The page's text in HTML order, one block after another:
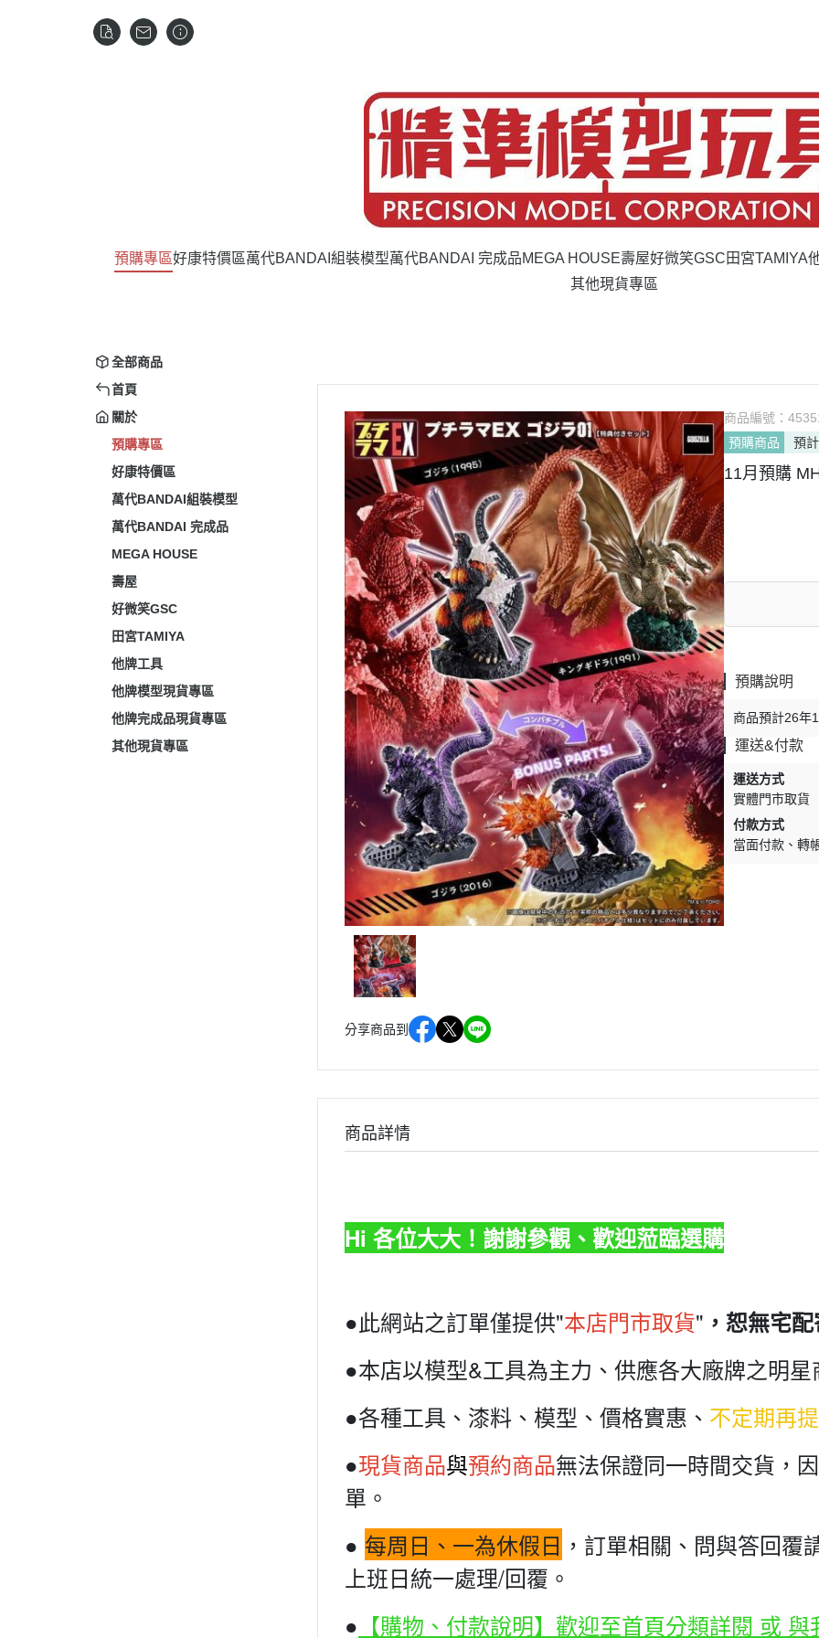
預購專區好康特價區萬代BANDAI組裝模型萬代BANDAI 完成品MEGA HOUSE壽屋好微笑GSC田宮TAMIYA
其他現貨專區
全部商品
首頁
關於
預購專區
好康特價區
萬代BANDAI組裝模型
萬代BANDAI 完成品
MEGA HOUSE
壽屋
好微笑GSC
田宮TAMIYA
他牌工具
他牌模型現貨專區
他牌完成品現貨專區
其他現貨專區
分享商品到
商品編號：
預購商品
預
11月預購
預購說明
商品預計26年
運送&付款
運送方式
實體門市取貨
付款方式
當面付款
轉
商品詳情
Hi 各位大大！謝謝參觀、歡迎蒞臨選購
●此網站之訂單僅提供"本店門市取貨" ，恕無宅
●本店以模型&工具為主力、供應各大廠牌之明星
●各種工具、漆料、模型、價格實惠、 不定期再
●現貨商品與預約商品無法保證同一時間交貨，
單。
● 每周日、一為休假日 ，訂單相關、問與答回
上班日統一處理/回覆。
● 【購物、付款說明】歡迎至首頁分類詳閱 或